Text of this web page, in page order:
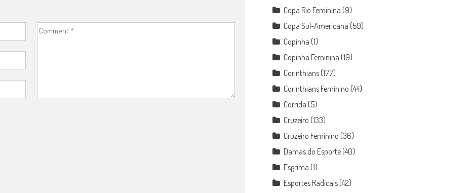
Copa Rio Feminina (9)
Copa Sul-Americana (59)
Copinha (1)
Copinha Feminina (19)
Corinthians (177)
Corinthians Feminino (44)
Corrida (5)
Cruzeiro (133)
Cruzeiro Feminino (36)
Damas do Esporte (40)
Esgrima (1)
Esportes Radicais (42)